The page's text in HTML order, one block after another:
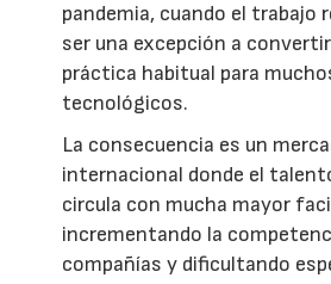
pandemia, cuando el trabajo
ser una excepción a
práctica habitual para
tecnológicos.
La consecuencia es un
internacional donde el
circula con mucha mayor
incrementando la
compañías y dificultando